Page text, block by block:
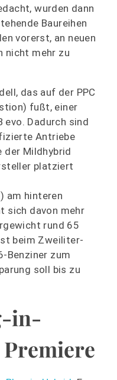
wurden dann
Baureihen
vorerst, an neuen
nicht mehr zu
das auf der PPC
fußt, einer
evo. Dadurch sind
Antriebe
der Mildhybrid
platziert
am hinteren
sich davon mehr
rund 65
beim Zweiliter-
Benziner zum
soll bis zu
in-